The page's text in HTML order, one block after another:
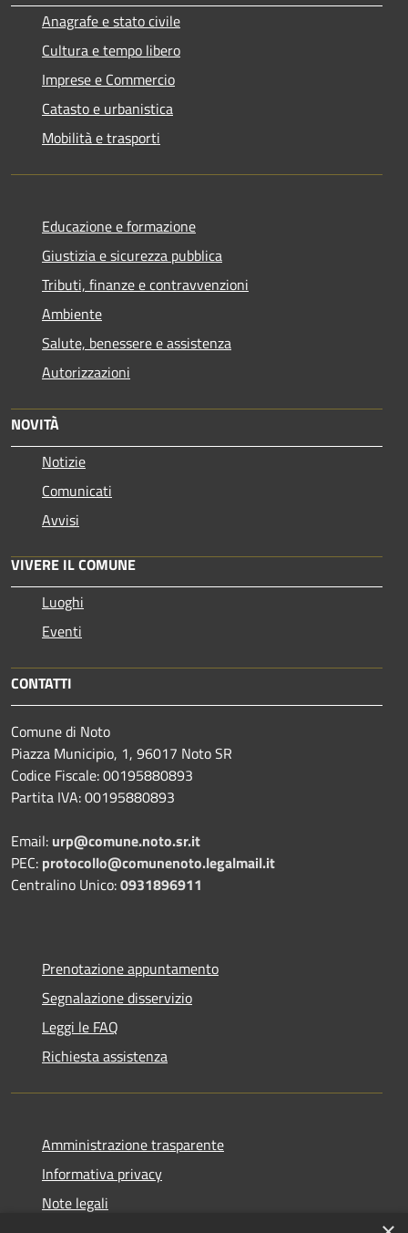
Anagrafe e stato civile
Cultura e tempo libero
Imprese e Commercio
Catasto e urbanistica
Mobilità e trasporti
Educazione e formazione
Giustizia e sicurezza pubblica
Tributi, finanze e contravvenzioni
Ambiente
Salute, benessere e assistenza
Autorizzazioni
NOVITÀ
Notizie
Comunicati
Avvisi
VIVERE IL COMUNE
Luoghi
Eventi
CONTATTI
Comune di Noto
Piazza Municipio, 1, 96017 Noto SR
Codice Fiscale: 00195880893
Partita IVA: 00195880893
Email: urp@comune.noto.sr.it
PEC: protocollo@comunenoto.legalmail.it
Centralino Unico:0931896911
Prenotazione appuntamento
Segnalazione disservizio
Leggi le FAQ
Richiesta assistenza
Amministrazione trasparente
Informativa privacy
Note legali